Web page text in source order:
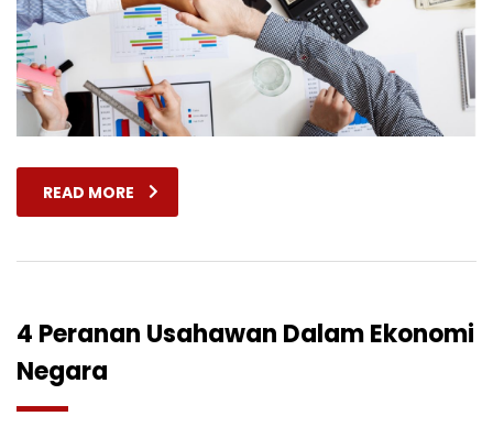
READ MORE
4 Peranan Usahawan Dalam Ekonomi
Negara